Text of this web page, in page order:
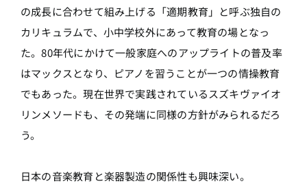
の成長に合わせて組み上げる「適期教育」と呼ぶ独自の
カリキュラムで、小中学校外にあって教育の場となっ
た。80年代にかけて一般家庭へのアップライトの普及率
はマックスとなり、ピアノを習うことが一つの情操教育
でもあった。現在世界で実践されているスズキヴァイオ
リンメソードも、その発端に同様の方針がみられるだろ
う。
日本の音楽教育と楽器製造の関係性も興味深い。